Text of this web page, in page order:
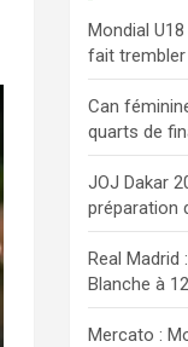
r
c
h
e
r
Mondial
fait trembler
Can
quarts de
JOJ Dakar
préparation
Real Madrid
Blanche à
Mercato :